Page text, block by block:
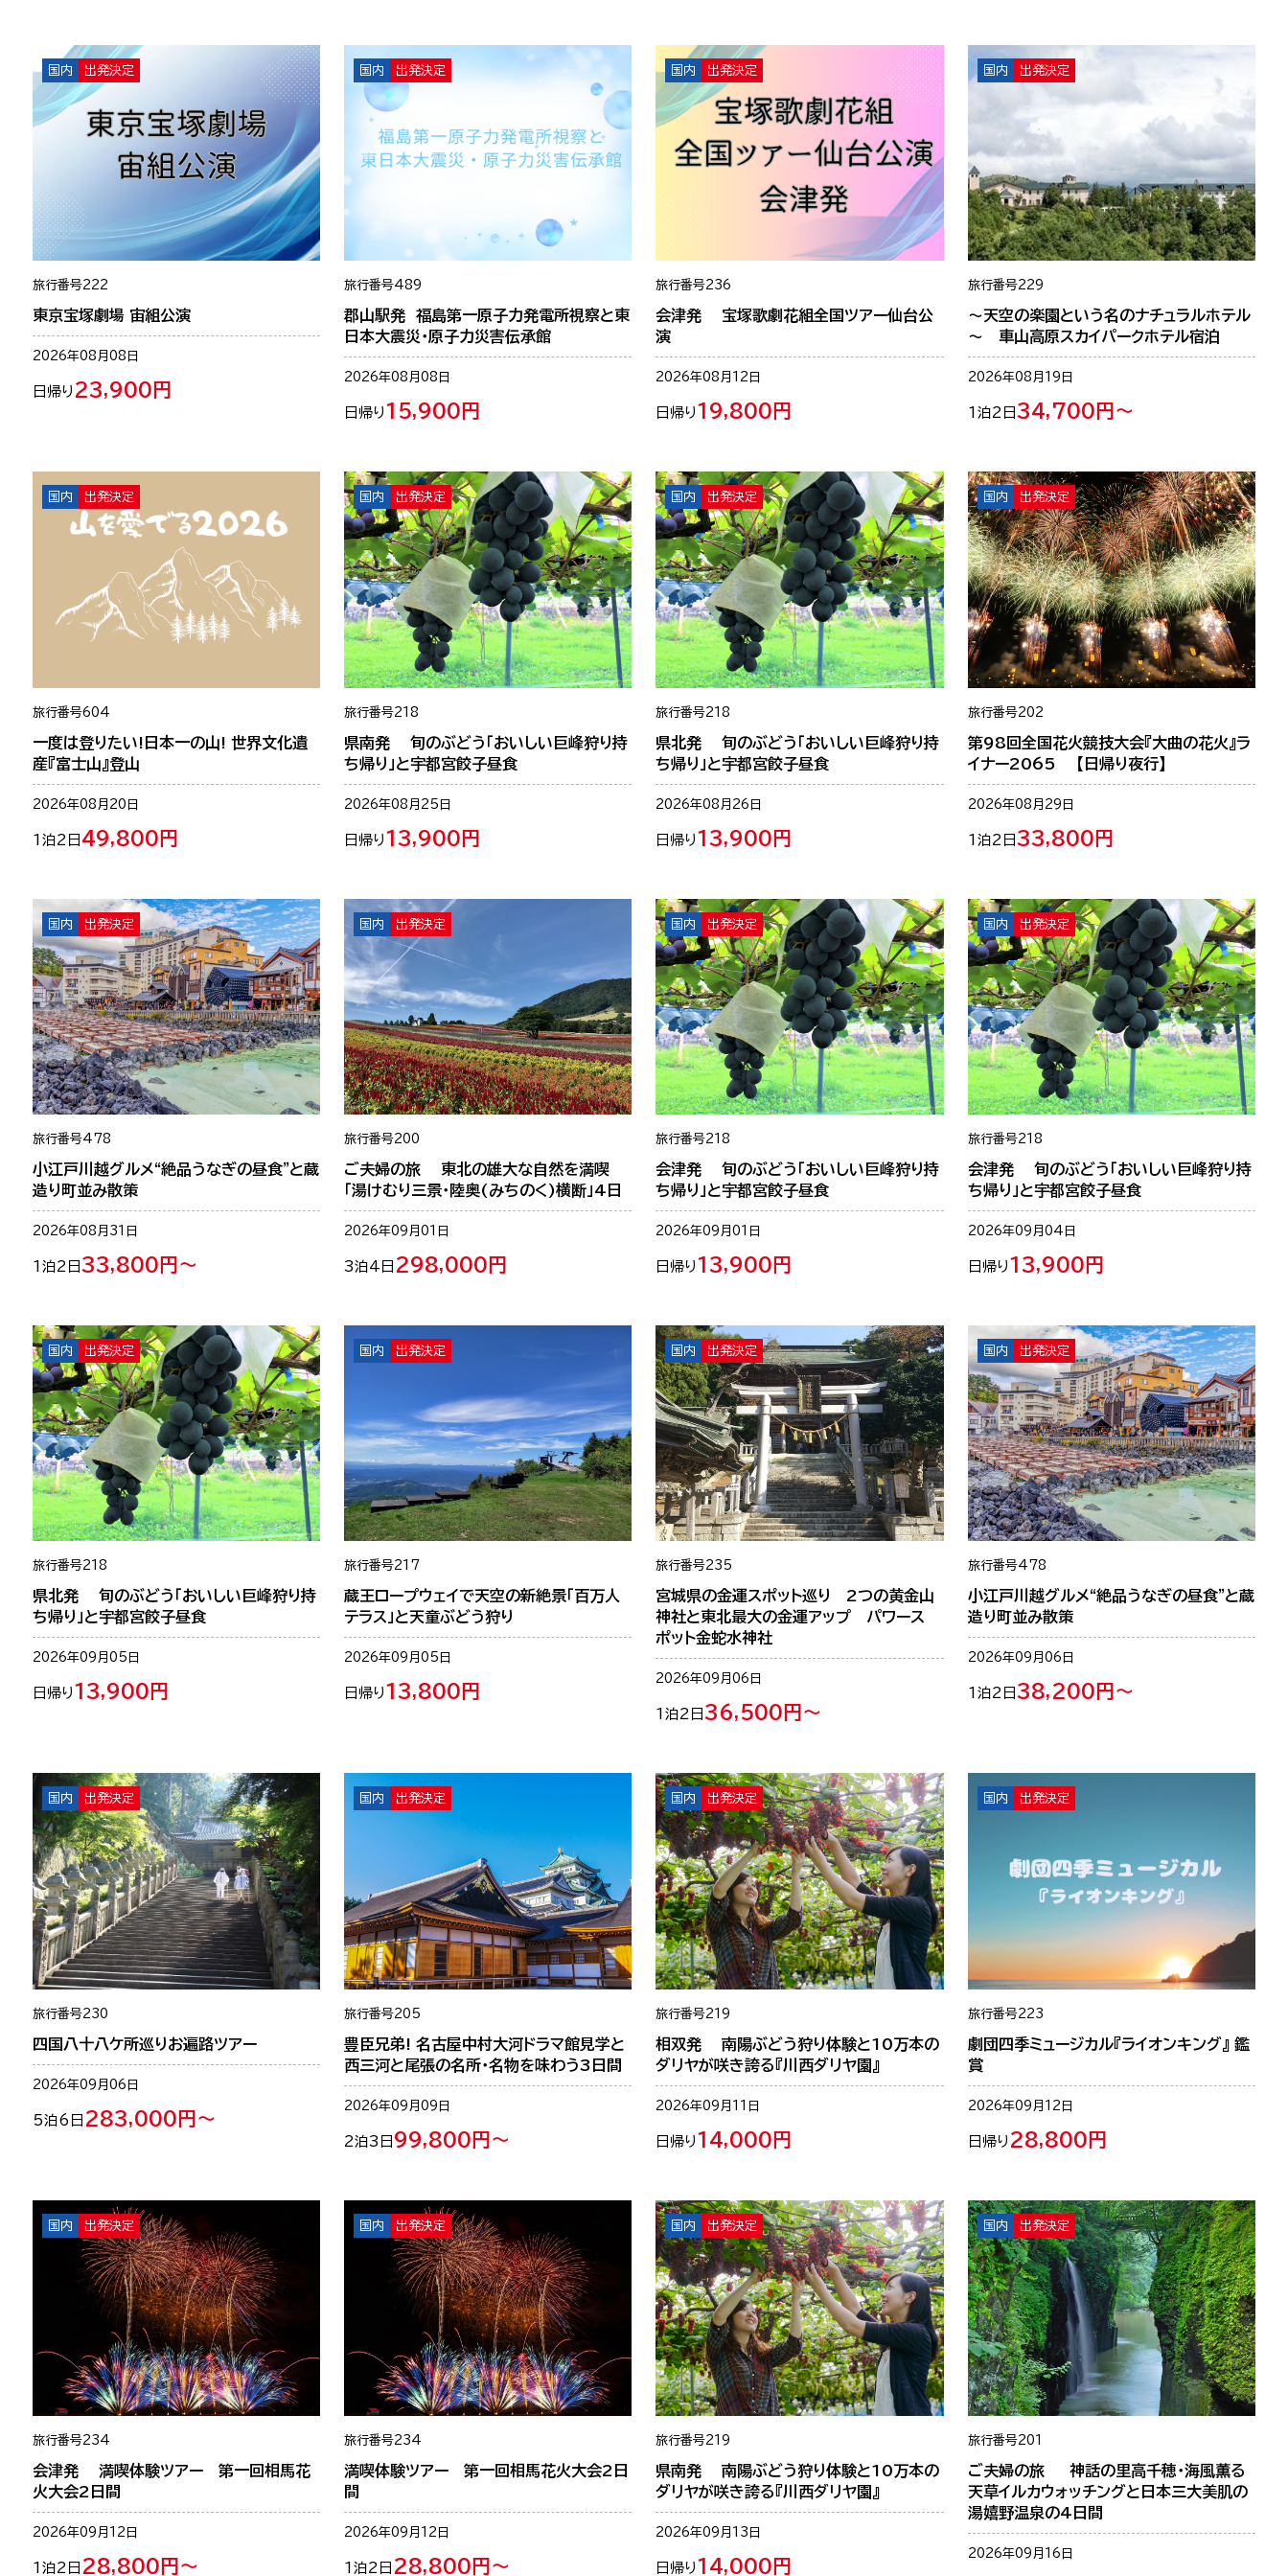
国内 出発決定
旅行番号222
東京宝塚劇場 宙組公演
2026年08月08日
日帰り 23,900円
国内 出発決定
旅行番号489
郡山駅発 福島第一原子力発電所視察と東
日本大震災・原子力災害伝承館
2026年08月08日
日帰り 15,900円
国内 出発決定
旅行番号236
会津発 宝塚歌劇花組全国ツアー仙台公
演
2026年08月12日
日帰り 19,800円
国内 出発決定
旅行番号229
～天空の楽園という名のナチュラルホテル
～ 車山高原スカイパークホテル宿泊
2026年08月19日
1泊2日 34,700円～
国内 出発決定
旅行番号604
一度は登りたい!日本一の山! 世界文化遺
産『富士山』登山
2026年08月20日
1泊2日 49,800円
国内 出発決定
旅行番号218
県南発 旬のぶどう「おいしい巨峰狩り持
ち帰り」と宇都宮餃子昼食
2026年08月25日
日帰り 13,900円
国内 出発決定
旅行番号218
県北発 旬のぶどう「おいしい巨峰狩り持
ち帰り」と宇都宮餃子昼食
2026年08月26日
日帰り 13,900円
国内 出発決定
旅行番号202
第98回全国花火競技大会『大曲の花火』ラ
イナー2065 【日帰り夜行】
2026年08月29日
1泊2日 33,800円
国内 出発決定
旅行番号478
小江戸川越グルメ“絶品うなぎの昼食”と蔵
造り町並み散策
2026年08月31日
1泊2日 33,800円～
国内 出発決定
旅行番号200
ご夫婦の旅 東北の雄大な自然を満喫
「湯けむり三景・陸奥(みちのく)横断」4日
2026年09月01日
3泊4日 298,000円
国内 出発決定
旅行番号218
会津発 旬のぶどう「おいしい巨峰狩り持
ち帰り」と宇都宮餃子昼食
2026年09月01日
日帰り 13,900円
国内 出発決定
旅行番号218
会津発 旬のぶどう「おいしい巨峰狩り持
ち帰り」と宇都宮餃子昼食
2026年09月04日
日帰り 13,900円
国内 出発決定
旅行番号218
県北発 旬のぶどう「おいしい巨峰狩り持
ち帰り」と宇都宮餃子昼食
2026年09月05日
日帰り 13,900円
国内 出発決定
旅行番号217
蔵王ロープウェイで天空の新絶景「百万人
テラス」と天童ぶどう狩り
2026年09月05日
日帰り 13,800円
国内 出発決定
旅行番号235
宮城県の金運スポット巡り 2つの黄金山
神社と東北最大の金運アップ パワース
ポット金蛇水神社
2026年09月06日
1泊2日36,500円～
国内 出発決定
旅行番号478
小江戸川越グルメ“絶品うなぎの昼食”と蔵
造り町並み散策
2026年09月06日
1泊2日 38,200円～
国内 出発決定
旅行番号230
四国八十八ケ所巡りお遍路ツアー
2026年09月06日
5泊6日 283,000円～
国内 出発決定
旅行番号205
豊臣兄弟! 名古屋中村大河ドラマ館見学と
西三河と尾張の名所・名物を味わう3日間
2026年09月09日
2泊3日 99,800円～
国内 出発決定
旅行番号219
相双発 南陽ぶどう狩り体験と10万本の
ダリヤが咲き誇る『川西ダリヤ園』
2026年09月11日
日帰り 14,000円
国内 出発決定
旅行番号223
劇団四季ミュージカル『ライオンキング』 鑑
賞
2026年09月12日
日帰り 28,800円
国内 出発決定
旅行番号234
会津発 満喫体験ツアー 第一回相馬花
火大会2日間
2026年09月12日
1泊2日 28,800円～
国内 出発決定
旅行番号234
満喫体験ツアー 第一回相馬花火大会2日
間
2026年09月12日
1泊2日 28,800円～
国内 出発決定
旅行番号219
県南発 南陽ぶどう狩り体験と10万本の
ダリヤが咲き誇る『川西ダリヤ園』
2026年09月13日
日帰り 14,000円
国内 出発決定
旅行番号201
ご夫婦の旅 神話の里高千穂・海風薫る
天草イルカウォッチングと日本三大美肌の
湯嬉野温泉の4日間
2026年09月16日